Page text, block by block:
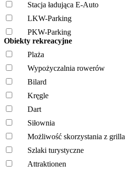
Stacja ładująca E-Auto
LKW-Parking
PKW-Parking
Obiekty rekreacyjne
Plaża
Wypożyczalnia rowerów
Bilard
Kręgle
Dart
Siłownia
Możliwość skorzystania z grilla
Szlaki turystyczne
Attraktionen